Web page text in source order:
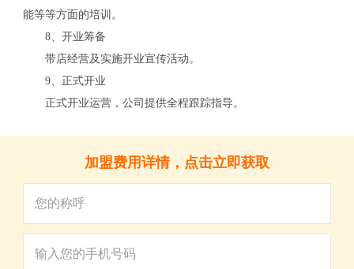
能等等方面的培训。
8、开业筹备
带店经营及实施开业宣传活动。
9、正式开业
正式开业运营，公司提供全程跟踪指导。
加盟费用详情，点击立即获取